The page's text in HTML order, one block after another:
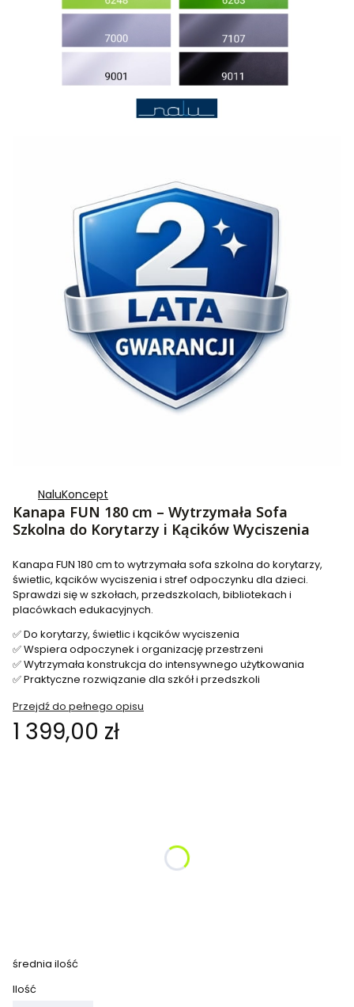
NaluKoncept
Kanapa FUN 180 cm – Wytrzymała Sofa
Szkolna do Korytarzy i Kącików Wyciszenia
Kanapa FUN 180 cm to wytrzymała sofa szkolna do korytarzy,
świetlic, kącików wyciszenia i stref odpoczynku dla dzieci.
Sprawdzi się w szkołach, przedszkolach, bibliotekach i
placówkach edukacyjnych.
✅ Do korytarzy, świetlic i kącików wyciszenia
✅ Wspiera odpoczynek i organizację przestrzeni
✅ Wytrzymała konstrukcja do intensywnego użytkowania
✅ Praktyczne rozwiązanie dla szkół i przedszkoli
Przejdź do pełnego opisu
Cena
1 399,00 zł
średnia ilość
Ilość